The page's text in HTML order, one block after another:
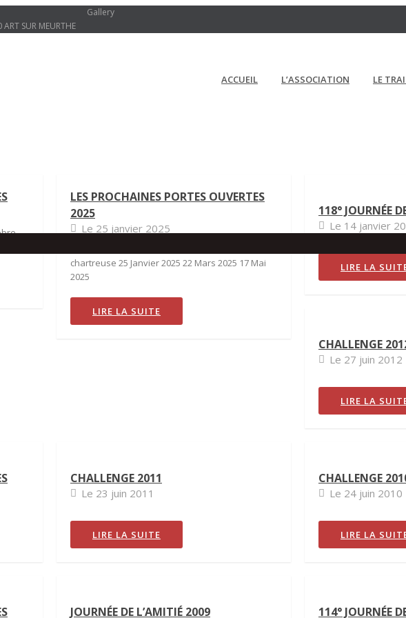
SUR MEURTHE
Gallery
ACCUEIL L’ASSOCIATION LE
LES PROCHAINES PORTES OUVERTES
2025
Le 25 janvier 2025
chartreuse 25 Janvier 2025 22 Mars 2025 17 Mai
2025
LIRE LA SUITE
118° JOURNÉE
Le 14 janvier
LIRE LA
CHALLENGE
Le 27 juin 2012
LIRE LA
CHALLENGE 2011
Le 23 juin 2011
LIRE LA SUITE
CHALLENGE
Le 24 juin 2010
LIRE LA
JOURNÉE DE L’AMITIÉ 2009 114° JOURNÉE